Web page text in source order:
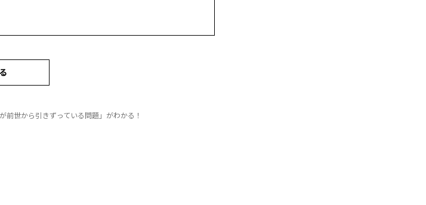
前世から引きずっている問題」がわかる！